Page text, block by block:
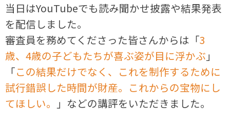
当日はYouTubeでも読み聞かせ披露や結果発表
を配信しました。
審査員を務めてくださった皆さんからは「3
歳、4歳の子どもたちが喜ぶ姿が目に浮かぶ 」
「この結果だけでなく、これを制作するために
試行錯誤した時間が財産。これからの宝物にし
てほしい。
」などの講評をいただきました。